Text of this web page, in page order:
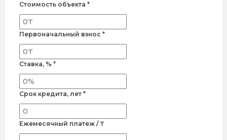
Стоимость объекта *
Первоначальный взнос *
Ставка, % *
Срок кредита, лет *
Ежемесячный платеж / ₸